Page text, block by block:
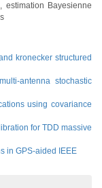
estimation Bayesienne
kronecker structured
antenna stochastic
using covariance
for TDD massive
in GPS-aided IEEE